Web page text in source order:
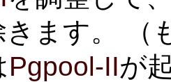
きます。 （
Pgpool-IIが